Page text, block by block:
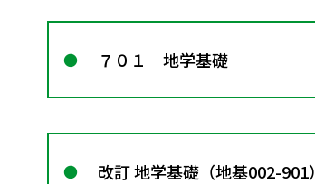
７０１ 地学基礎
改訂 地学基礎（地基002-901）